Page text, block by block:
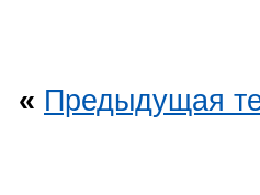
« Предыдущая